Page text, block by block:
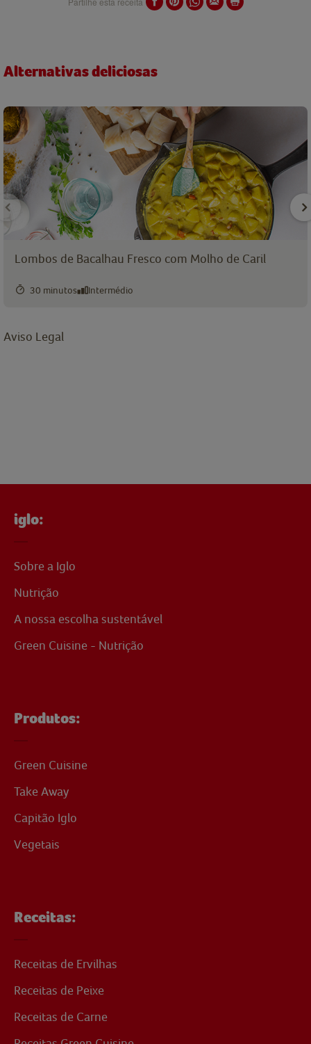
Alternativas deliciosas
Lombos de Bacalhau Fresco com Molho de Caril
30 minutos Intermédio
Aviso Legal
iglo:
Sobre a Iglo
Nutrição
A nossa escolha sustentável
Green Cuisine - Nutrição
Produtos:
Green Cuisine
Take Away
Capitão Iglo
Vegetais
Receitas:
Receitas de Ervilhas
Receitas de Peixe
Receitas de Carne